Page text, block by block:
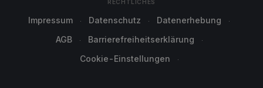
RECHTLICHES
Impressum Datenschutz
Datenerhebung
AGB
Barrierefreiheitserklärung
Cookie-Einstellungen